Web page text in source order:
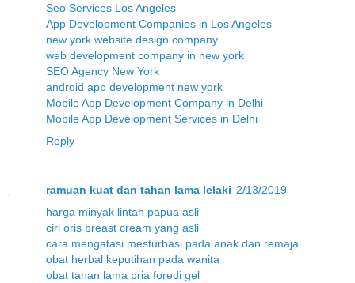
Seo Services Los Angeles
App Development Companies in Los Angeles
new york website design company
web development company in new york
SEO Agency New York
android app development new york
Mobile App Development Company in Delhi
Mobile App Development Services in Delhi
Reply
ramuan kuat dan tahan lama lelaki 2/13/2019
harga minyak lintah papua asli
ciri oris breast cream yang asli
cara mengatasi mesturbasi pada anak dan remaja
obat herbal keputihan pada wanita
obat tahan lama pria foredi gel